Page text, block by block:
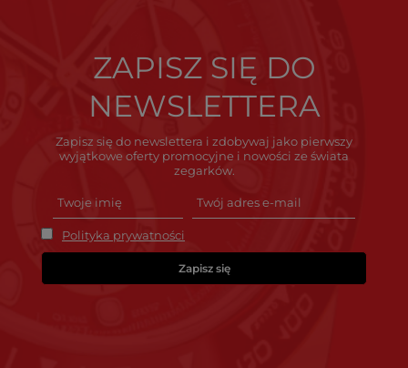
ZAPISZ SIĘ DO
NEWSLETTERA
Zapisz się do newslettera i zdobywaj jako pierwszy
wyjątkowe oferty promocyjne i nowości ze świata
zegarków.
Polityka prywatności
Zapisz się